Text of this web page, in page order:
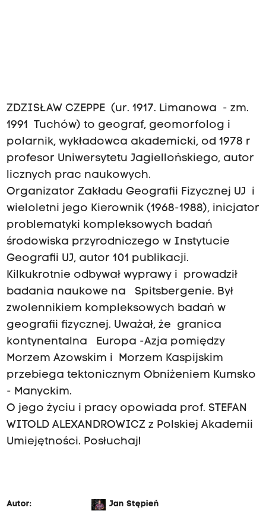
ZDZISŁAW CZEPPE (ur. 1917. Limanowa - zm.
1991 Tuchów) to geograf, geomorfolog i
polarnik, wykładowca akademicki, od 1978 r
profesor Uniwersytetu Jagiellońskiego, autor
licznych prac naukowych.
Organizator Zakładu Geografii Fizycznej UJ i
wieloletni jego Kierownik (1968-1988), inicjator
problematyki kompleksowych badań
środowiska przyrodniczego w Instytucie
Geografii UJ, autor 101 publikacji.
Kilkukrotnie odbywał wyprawy i prowadził
badania naukowe na Spitsbergenie. Był
zwolennikiem kompleksowych badań w
geografii fizycznej. Uważał, że granica
kontynentalna Europa -Azja pomiędzy
Morzem Azowskim i Morzem Kaspijskim
przebiega tektonicznym Obniżeniem Kumsko
- Manyckim.
O jego życiu i pracy opowiada prof. STEFAN
WITOLD ALEXANDROWICZ z Polskiej Akademii
Umiejętności. Posłuchaj!
Autor: Jan Stępień